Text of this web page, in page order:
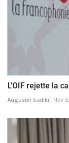
L'OIF rejette la
Augustin Sadiki Nov